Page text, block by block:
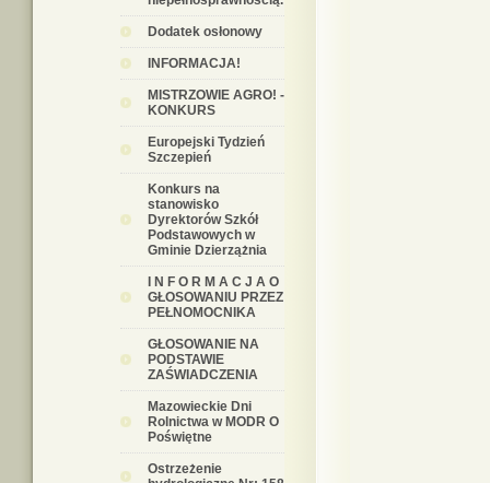
Dodatek osłonowy
INFORMACJA!
MISTRZOWIE AGRO! -
KONKURS
Europejski Tydzień
Szczepień
Konkurs na
stanowisko
Dyrektorów Szkół
Podstawowych w
Gminie Dzierzążnia
I N F O R M A C J A O
GŁOSOWANIU PRZEZ
PEŁNOMOCNIKA
GŁOSOWANIE NA
PODSTAWIE
ZAŚWIADCZENIA
Mazowieckie Dni
Rolnictwa w MODR O
Poświętne
Ostrzeżenie